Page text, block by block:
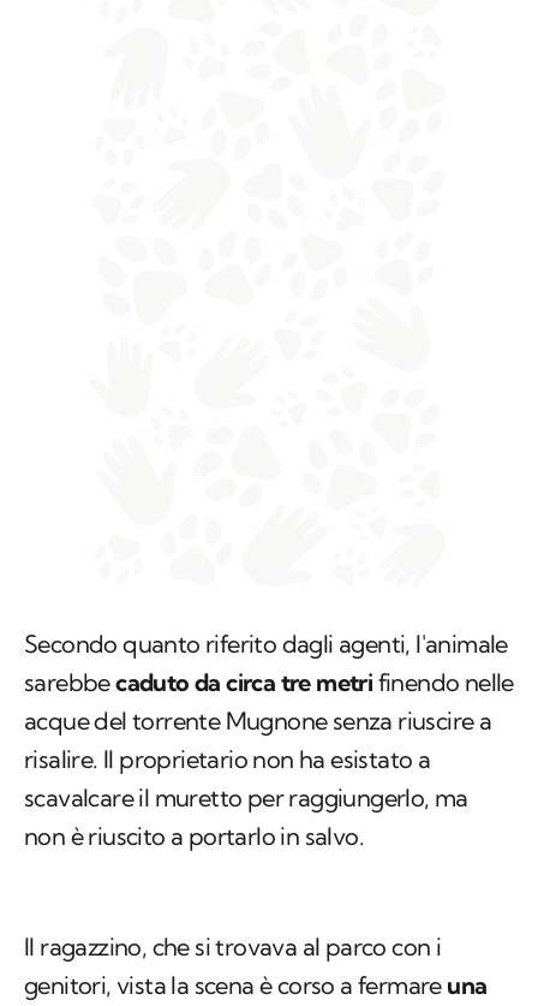
Secondo quanto riferito dagli agenti, l'animale
sarebbecaduto da circa tre metri finendo nelle
acque del torrente Mugnone senza riuscire a
risalire. Il proprietario non ha esistato a
scavalcare il muretto per raggiungerlo, ma
non è riuscito a portarlo in salvo.
Il ragazzino, che si trovava al parco con i
genitori, vista la scena è corso a fermare una